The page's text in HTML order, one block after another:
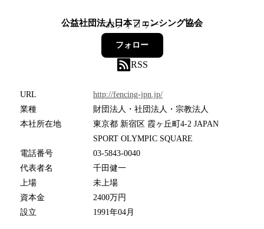
公益社団法人日本フェンシング協会
32フォロワー
フォロー
RSS
URL
http://fencing-jpn.jp/
業種
財団法人・社団法人・宗教法人
本社所在地
東京都 新宿区 霞ヶ丘町4-2 JAPAN
SPORT OLYMPIC SQUARE
電話番号
03-5843-0040
代表者名
千田健一
上場
未上場
資本金
2400万円
設立
1991年04月